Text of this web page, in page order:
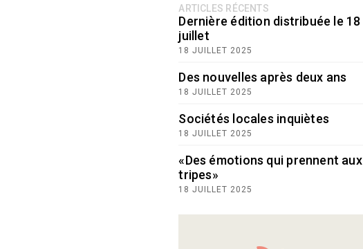
ARTICLES RÉCENTS
Dernière édition distribuée le 18
juillet
18 JUILLET 2025
Des nouvelles après deux ans
18 JUILLET 2025
Sociétés locales inquiètes
18 JUILLET 2025
«Des émotions qui prennent aux
tripes»
18 JUILLET 2025